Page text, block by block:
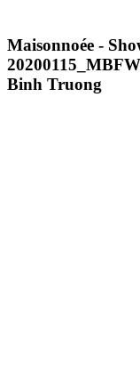
Maisonnoée -
Binh Truong